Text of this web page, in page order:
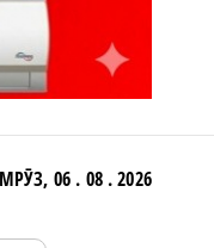
06 . 08 . 2026